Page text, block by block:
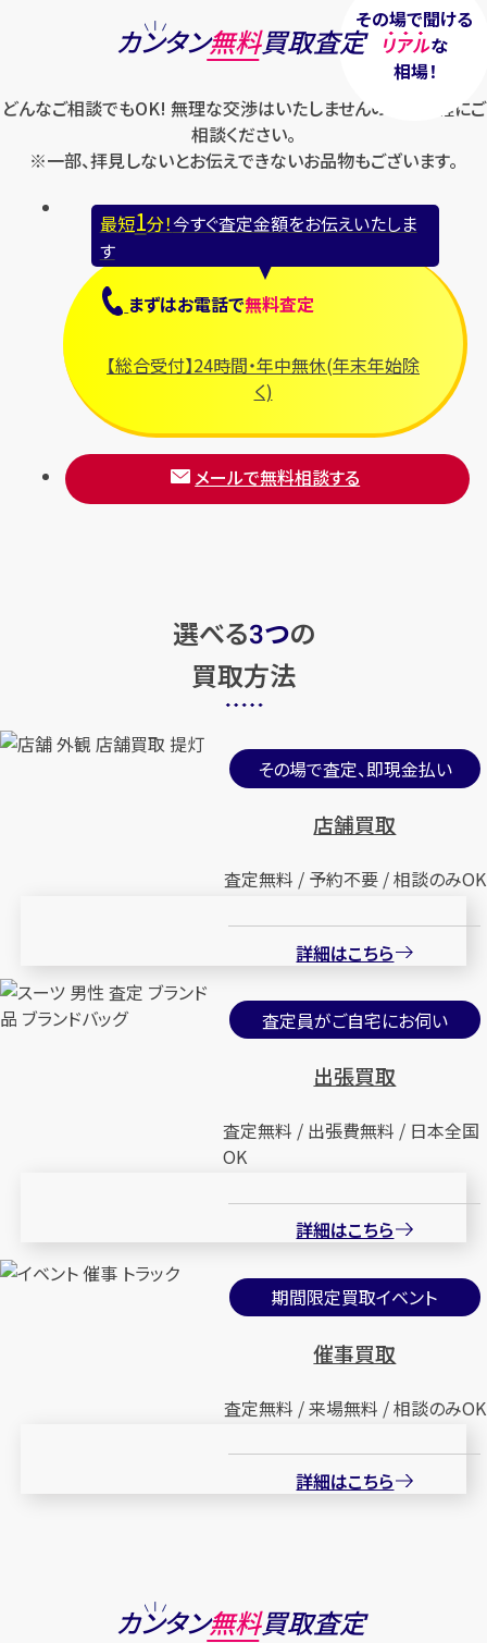
その場で聞ける
リアルな
相場！
カンタン無料買取査定
どんなご相談でもOK! 無理な交渉はいたしませんのでお気軽にご
相談ください。
※一部、拝見しないとお伝えできないお品物もございます。
最短1分！今すぐ査定金額をお伝えいたしま
す
まずはお電話で無料査定
【総合受付】24時間・年中無休(年末年始除
く)
メールで無料相談する
選べる3つの
買取方法
その場で査定、即現金払い
店舗買取
査定無料 / 予約不要 / 相談のみOK
詳細はこちら
査定員がご自宅にお伺い
出張買取
査定無料 / 出張費無料 / 日本全国
OK
詳細はこちら
期間限定買取イベント
催事買取
査定無料 / 来場無料 / 相談のみOK
詳細はこちら
カンタン無料買取査定